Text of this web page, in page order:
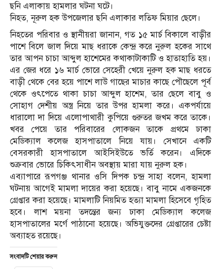
ছনি এলাকায় হামলার ঘটনা ঘটে।
নিহত, নূরুল হক উপজেলার ছনি এলাকার লতিফ মিয়ার ছেলে।
নিহতের পরিবার ও স্থানীয়রা জানান, গত ১৫ মার্চ বিকালে বাড়ীর
পাশে বিলে জাল দিয়ে মাছ ধরাকে কেন্দ্র করে নুরুল হকের সাথে
তার আপন চাচা আব্দুল হাশেমের কথাকাটাকাটি ও হাতাহাতি হয়।
এর জের ধরে ১৬ মার্চ ভোরে সেহেরী খেয়ে নুরুল হক মাছ ধরতে
বাড়ী থেকে বের হয়ে পাশে লাউ গাছের মাচার কাছে পৌছেলে পূর্ব
থেকে ওৎপেতে থাকা চাচা আব্দুল হাশেম, তার ছেলে বাবু ও
সোহাগ দেশীয় অস্ত্র নিয়ে তার উপর হামলা করে। একপর্যায়ে
ধারালো দা দিয়ে এলোপাথারী কুপিয়ে গুরুতর জখম করে তাকে।
খবর পেয়ে তার পরিবারের লোকজন তাকে প্রথমে ঢাকা
মেডিক্যাল কলেজ হাসপাতালে নিয়ে যায়। সেখানে একটি
বেসরকারী হাসপাতালে আইসিইউতে ভর্তি করেন। এদিকে
শুক্রবার ভোরে চিকিৎসাধীন অবস্থায় মারা যায় নুরুল হক।
এব্যাপারে রূপগঞ্জ থানার ওসি দিপক চন্দ্র সাহা বলেন, হামলা
ঘটনায় আগেই মামলা দায়ের করা হয়েছে। বাবু নামে একজনকে
গ্রেপ্তার করা হয়েছে। মামলাটি নিয়মিত হত্যা মামলা হিসেবে গৃহিত
হবে। লাশ ময়না তদন্তের জন্য ঢাকা মেডিক্যাল কলেজ
হাসপাতালের মর্গে পাঠানো হয়েছে। অভিযুক্তদের গ্রেপ্তারের চেষ্টা
অব্যাহত রয়েছে।
সংবাদটি শেয়ার করুন